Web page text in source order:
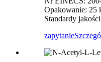
Opakowanie: 25
Standardy
zapytanie